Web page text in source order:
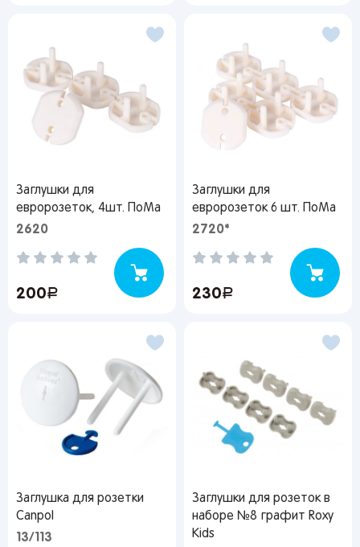
Заглушки для
евророзеток, 4шт. ПоМа
2620
200руб.
Заглушки для
евророзеток 6 шт. ПоМа
2720*
230руб.
Заглушка для розетки
Canpol
13/113
Заглушки для розеток в
наборе №8 графит Roxy
Kids
заказов и получать индивидуальные
От выбранного региона зависят доступные
способы доставки, их стоимость и наличие
Краснодар